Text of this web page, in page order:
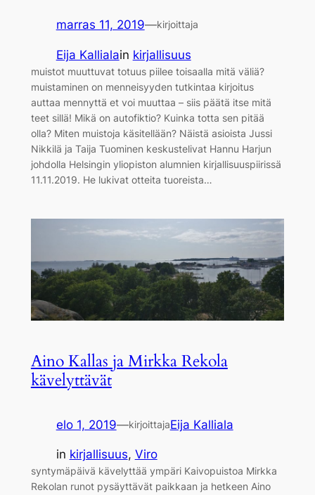
marras 11, 2019—kirjoittaja
Eija Kallialain kirjallisuus
muistot muuttuvat totuus piilee toisaalla mitä väliä?
muistaminen on menneisyyden tutkintaa kirjoitus
auttaa mennyttä et voi muuttaa – siis päätä itse mitä
teet sillä! Mikä on autofiktio? Kuinka totta sen pitää
olla? Miten muistoja käsitellään? Näistä asioista Jussi
Nikkilä ja Taija Tuominen keskustelivat Hannu Harjun
johdolla Helsingin yliopiston alumnien kirjallisuuspiirissä
11.11.2019. He lukivat otteita tuoreista…
Aino Kallas ja Mirkka Rekola
kävelyttävät
elo 1, 2019—kirjoittajaEija Kalliala
in kirjallisuus, Viro
syntymäpäivä kävelyttää ympäri Kaivopuistoa Mirkka
Rekolan runot pysäyttävät paikkaan ja hetkeen Aino